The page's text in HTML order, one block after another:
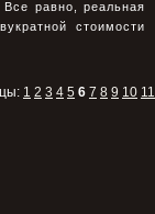
равно, реальная
стоимости
1 2 3 4 5 6 7 8 9 10 11